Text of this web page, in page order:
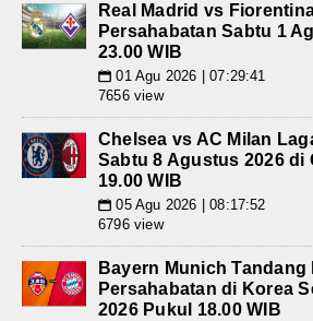
Real Madrid vs
Persahabatan Sabtu 1
23.00 WIB
📅 01 Agu 2026 | 07:29:41
7656 view
Chelsea vs AC Milan
Sabtu 8 Agustus 2026 di
19.00 WIB
📅 05 Agu 2026 | 08:17:52
6796 view
Bayern Munich Tandang
Persahabatan di Korea
2026 Pukul 18.00 WIB